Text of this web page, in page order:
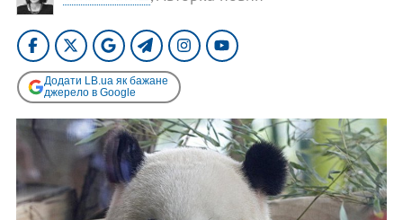
Додати LB.ua як бажане
джерело в Google